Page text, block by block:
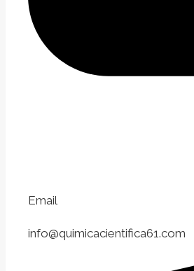
Email
info@quimicacientifica61.com